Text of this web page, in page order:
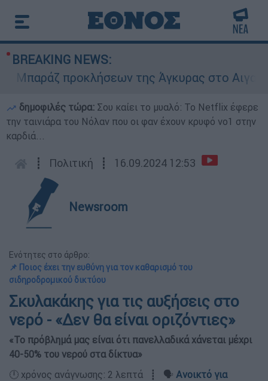
BREAKING NEWS:
προκλήσεων της Άγκυρας στο Αιγαίο:
δημοφιλές τώρα: Σου καίει το μυαλό: Το Netflix έφερε
την ταινιάρα του Νόλαν που οι φαν έχουν κρυφό νο1 στην
καρδιά...
┋ Πολιτική ┋ 16.09.2024 12:53
Newsroom
Ενότητες στο άρθρο:
📌 Ποιος έχει την ευθύνη για τον καθαρισμό του
σιδηροδρομικού δικτύου
Σκυλακάκης για τις αυξήσεις στο
νερό - «Δεν θα είναι οριζόντιες»
«Το πρόβλημά μας είναι ότι πανελλαδικά χάνεται μέχρι
40-50% του νερού στα δίκτυα»
🕛 χρόνος ανάγνωσης: 2 λεπτά ┋ 🗣️ Ανοικτό για